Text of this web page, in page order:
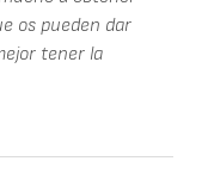
os pueden dar
tener la